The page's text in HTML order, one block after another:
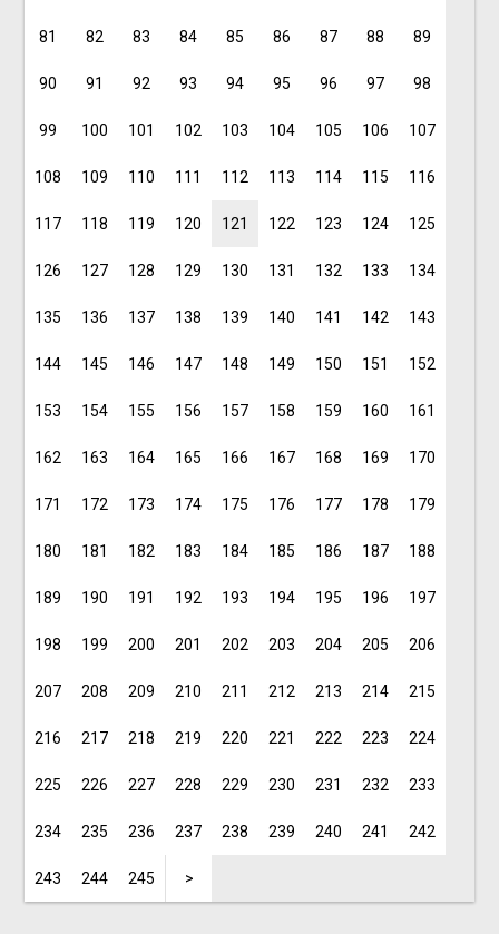
81 82 83 84 85 86 87 88 89
90 91 92 93 94 95 96 97 98
99 100 101 102 103 104 105 106 107
108 109 110 111 112 113 114 115 116
117 118 119 120 121 122 123 124 125
126 127 128 129 130 131 132 133 134
135 136 137 138 139 140 141 142 143
144 145 146 147 148 149 150 151 152
153 154 155 156 157 158 159 160 161
162 163 164 165 166 167 168 169 170
171 172 173 174 175 176 177 178 179
180 181 182 183 184 185 186 187 188
189 190 191 192 193 194 195 196 197
198 199 200 201 202 203 204 205 206
207 208 209 210 211 212 213 214 215
216 217 218 219 220 221 222 223 224
225 226 227 228 229 230 231 232 233
234 235 236 237 238 239 240 241 242
243 244 245 >